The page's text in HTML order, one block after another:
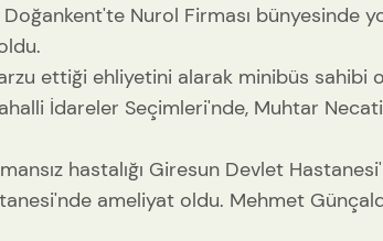
Doğankent'te Nurol Firması bünyesinde
arzu ettiği ehliyetini alarak minibüs
İdareler Seçimleri'nde, Muhtar
hastalığı Giresun Devlet
ameliyat oldu. Mehmet